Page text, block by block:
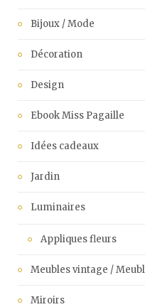
Bijoux / Mode
Décoration
Design
Ebook Miss Pagaille
Idées cadeaux
Jardin
Luminaires
Appliques fleurs
Meubles vintage /
Miroirs